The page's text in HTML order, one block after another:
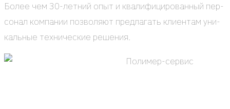
Более чем 30-лет­ний опыт и ква­ли­фи­ци­ро­ван­ный пер­
со­нал ком­па­нии поз­во­ля­ют пред­ла­гать кли­ен­там уни­
каль­ные тех­ни­че­ские реше­ния.